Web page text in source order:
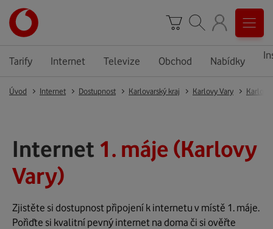
Tarify Internet Televize Obchod Nabídky
Úvod Internet Dostupnost Karlovarský kraj Karlovy Vary Karlovy
Internet 1. máje (Karlovy
Vary)
Zjistěte si dostupnost připojení k internetu v místě 1. máje.
Pořiďte si kvalitní pevný internet na doma či si ověřte